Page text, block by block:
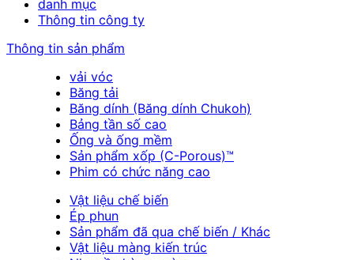
danh mục
Thông tin công ty
Thông tin sản phẩm
vải vóc
Băng tải
Băng dính (Băng dính Chukoh)
Bảng tần số cao
Ống và ống mềm
Sản phẩm xốp (C-Porous)™
Phim có chức năng cao
Vật liệu chế biến
Ép phun
Sản phẩm đã qua chế biến / Khác
Vật liệu màng kiến trúc